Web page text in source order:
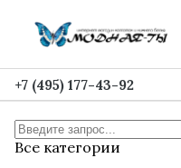
+7 (495) 177-43-92
Все категории